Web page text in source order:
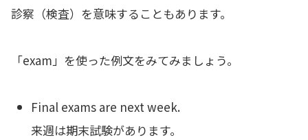
診察（検査）を意味することもあります。
「exam」を使った例文をみてみましょう。
Final exams are next week.
来週は期末試験があります。